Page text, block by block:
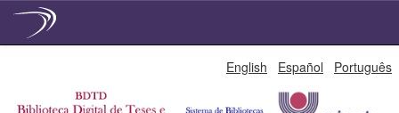
English Español Português